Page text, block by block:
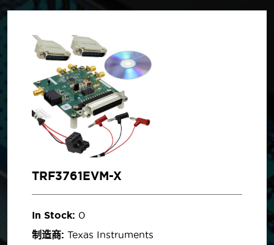
TRF3761EVM-X
In Stock: 0
制造商: Texas Instruments